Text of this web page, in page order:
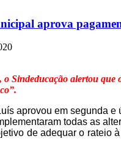
aprova
Sindeducação alertou que
aprovou em segunda e
todas as
de adequar o rateio